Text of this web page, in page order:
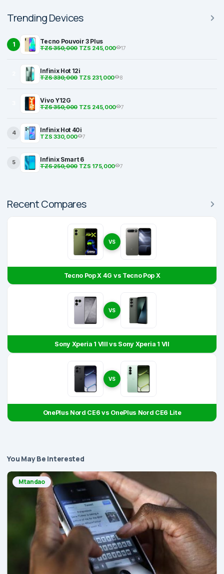
Trending Devices
1 Tecno Pouvoir 3 Plus
TZS 350,000TZS 245,000 17
Infinix Hot 12i
TZS 330,000TZS 231,000 8
Vivo Y12G
TZS 350,000TZS 245,000 7
4 Infinix Hot 40i
TZS 330,000 7
5 Infinix Smart 6
TZS 250,000TZS 175,000 7
Recent Compares
VS
Tecno Pop X 4G vs Tecno Pop X
VS
Sony Xperia 1 VIII vs Sony Xperia 1 VII
VS
OnePlus Nord CE6 vs OnePlus Nord CE6 Lite
You May Be Interested
Mtandao